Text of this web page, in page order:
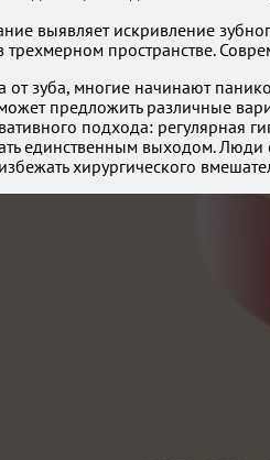
выявляет искривление
трехмерном пространстве.
от зуба, многие начинают
предложить различные
подхода: регулярная
единственным выходом. Люди
хирургического